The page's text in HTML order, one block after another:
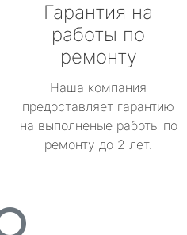
Гарантия на
работы по
ремонту
Наша компания
предоставляет гарантию
на выполненые работы по
ремонту до 2 лет.